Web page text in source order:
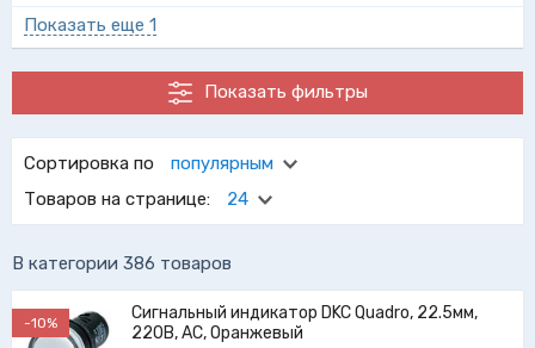
Показать еще 1
Показать фильтры
Сортировка по
популярным
Товаров на странице:
24
В категории 386 товаров
-10%
Сигнальный индикатор DKC Quadro, 22.5мм,
220В, AC, Оранжевый